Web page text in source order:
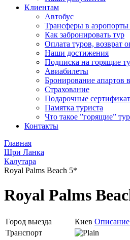
Клиентам
Автобус
Трансферы в
Как забронировать тур
Оплата туров, возврат
Наши достижения
Подписка на горящие
Авиабилеты
Бронирование апартов
Страхование
Подарочные
Памятка туриста
Что такое ”горящие”
Контакты
Главная
Шри Ланка
Калутара
Royal Palms Beach 5*
Royal Palms
Город выезда Киев Описание
Транспорт